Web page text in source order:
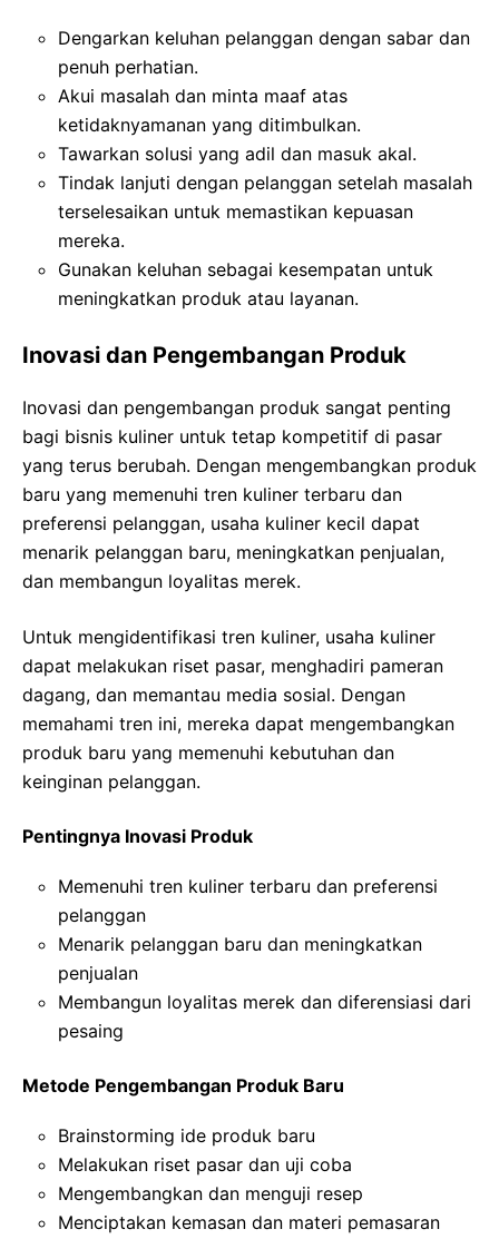
Dengarkan keluhan pelanggan dengan sabar dan
penuh perhatian.
Akui masalah dan minta maaf atas
ketidaknyamanan yang ditimbulkan.
Tawarkan solusi yang adil dan masuk akal.
Tindak lanjuti dengan pelanggan setelah masalah
terselesaikan untuk memastikan kepuasan
mereka.
Gunakan keluhan sebagai kesempatan untuk
meningkatkan produk atau layanan.
Inovasi dan Pengembangan Produk
Inovasi dan pengembangan produk sangat penting
bagi bisnis kuliner untuk tetap kompetitif di pasar
yang terus berubah. Dengan mengembangkan produk
baru yang memenuhi tren kuliner terbaru dan
preferensi pelanggan, usaha kuliner kecil dapat
menarik pelanggan baru, meningkatkan penjualan,
dan membangun loyalitas merek.
Untuk mengidentifikasi tren kuliner, usaha kuliner
dapat melakukan riset pasar, menghadiri pameran
dagang, dan memantau media sosial. Dengan
memahami tren ini, mereka dapat mengembangkan
produk baru yang memenuhi kebutuhan dan
keinginan pelanggan.
Pentingnya Inovasi Produk
Memenuhi tren kuliner terbaru dan preferensi
pelanggan
Menarik pelanggan baru dan meningkatkan
penjualan
Membangun loyalitas merek dan diferensiasi dari
pesaing
Metode Pengembangan Produk Baru
Brainstorming ide produk baru
Melakukan riset pasar dan uji coba
Mengembangkan dan menguji resep
Menciptakan kemasan dan materi pemasaran